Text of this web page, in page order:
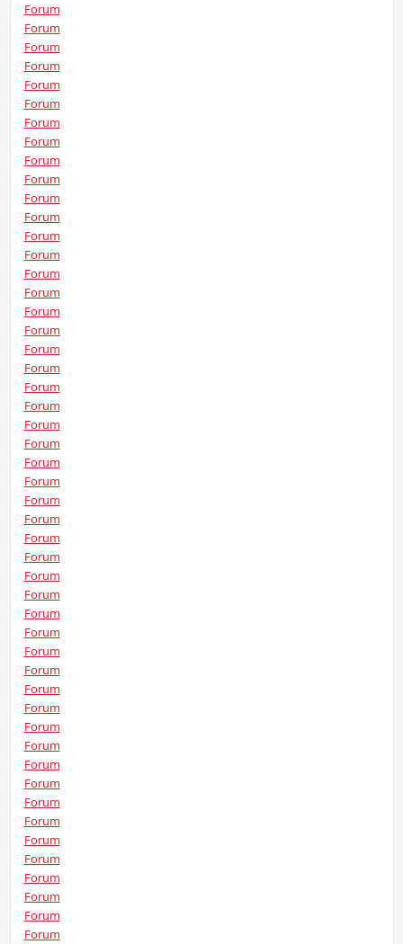
Forum
Forum
Forum
Forum
Forum
Forum
Forum
Forum
Forum
Forum
Forum
Forum
Forum
Forum
Forum
Forum
Forum
Forum
Forum
Forum
Forum
Forum
Forum
Forum
Forum
Forum
Forum
Forum
Forum
Forum
Forum
Forum
Forum
Forum
Forum
Forum
Forum
Forum
Forum
Forum
Forum
Forum
Forum
Forum
Forum
Forum
Forum
Forum
Forum
Forum